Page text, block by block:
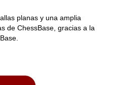
planas y una amplia
de ChessBase, gracias a la